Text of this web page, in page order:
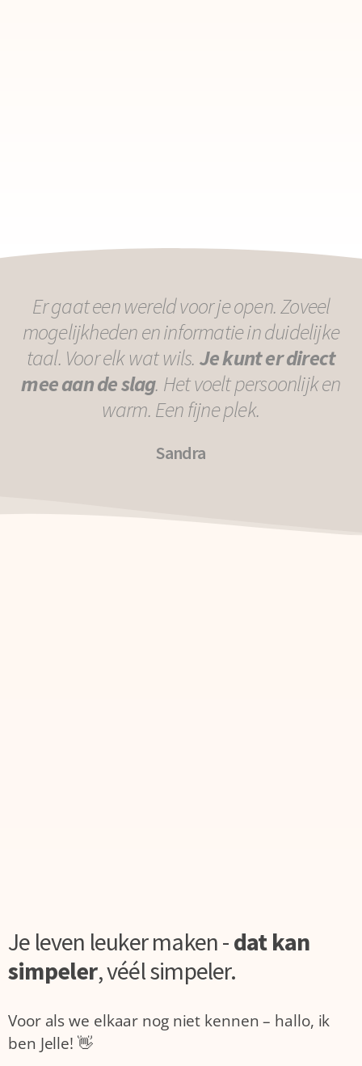
Er gaat een wereld voor je open. Zoveel
mogelijkheden en informatie in duidelijke
taal. Voor elk wat wils. Je kunt er direct
mee aan de slag. Het voelt persoonlijk en
warm. Een fijne plek.
Sandra
Je leven leuker maken -dat kan
simpeler,véél simpeler.
Voor als we elkaar nog niet kennen – hallo, ik
ben Jelle! 👋